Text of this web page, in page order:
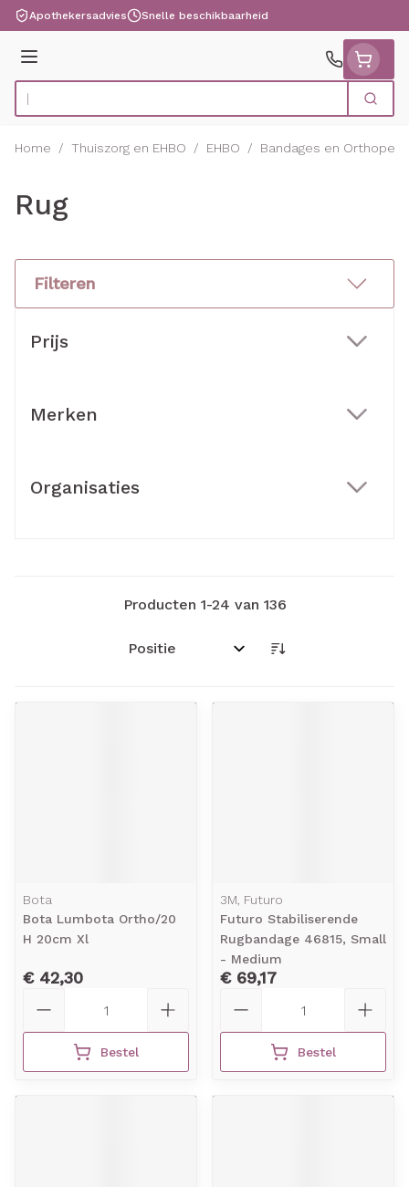
Ga naar de inhoud
Apothekersadvies Snelle beschikbaarheid
Menu
Product, merk, categorie... Zoek
Home / Thuiszorg en EHBO / EHBO / Bandages en
Rug
Filteren
Prijs
Merken
Organisaties
Producten 1-24 van 136
Sorteer op:
Bota
Bota Lumbota Ortho/20
H 20cm Xl
€ 42,30
Bestel
3M, Futuro
Futuro Stabiliserende
Rugbandage 46815, Small
- Medium
€ 69,17
Bestel